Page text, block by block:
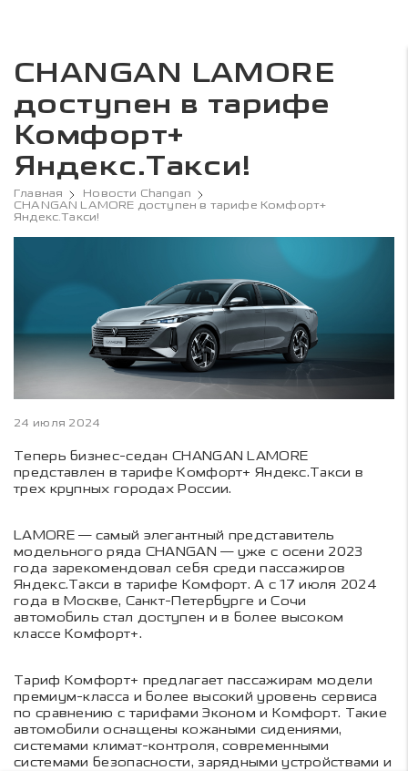
CHANGAN LAMORE
доступен в тарифе
Комфорт+
Яндекс.Такси!
Главная
Новости Changan
CHANGAN LAMORE доступен в тарифе Комфорт+
Яндекс.Такси!
24 июля 2024
Теперь бизнес-седан CHANGAN LAMORE
представлен в тарифе Комфорт+ Яндекс.Такси в
трех крупных городах России.
LAMORE — самый элегантный представитель
модельного ряда CHANGAN — уже с осени 2023
года зарекомендовал себя среди пассажиров
Яндекс.Такси в тарифе Комфорт. А с 17 июля 2024
года в Москве, Санкт-Петербурге и Сочи
автомобиль стал доступен и в более высоком
классе Комфорт+.
Тариф Комфорт+ предлагает пассажирам модели
премиум-класса и более высокий уровень сервиса
по сравнению с тарифами Эконом и Комфорт. Такие
автомобили оснащены кожаными сидениями,
системами климат-контроля, современными
системами безопасности, зарядными устройствами и